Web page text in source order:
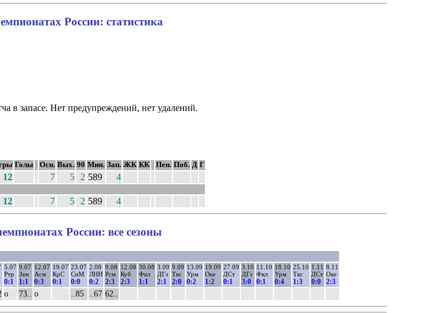
России: статистика
в запасе. Нет предупреждений, нет удалений.
Голы Осн. Вых. 90 Мин. Зап. ЖК КК Пен. Поб. Д Г
12 7 5 2 589 4
12 7 5 2 589 4
России: все сезоны
5.07
Ртр
0:1
9.07
Зен
1:1
12.07
Асм
0:3
19.07
КрС
0:1
23.07
СпМ
0:0
2.08
ЛНН
0:2
9.08
Рсм
2:3
12.08
Куб
2:3
30.08
Фкл
1:1
3.09
ДГз
2:1
9.09
Ткс
2:0
13.09
Урм
0:2
19.09
Оке
1:2
27.09
ДСт
0:1
3.10
ДГз
3:0
11.10
Фкл
0:1
18.10
Урм
0:4
25.10
Ткс
1:3
1.11
ДСт
0:0
8.11
Оке
2:3
о 73.. о ..85 ..67 62..